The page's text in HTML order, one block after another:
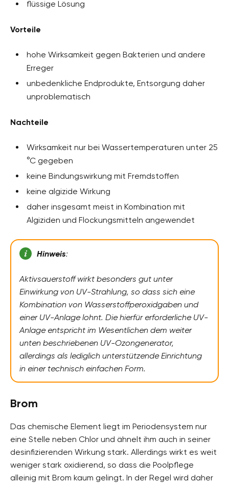
flüssige Lösung
Vorteile
hohe Wirksamkeit gegen Bakterien und andere
Erreger
unbedenkliche Endprodukte, Entsorgung daher
unproblematisch
Nachteile
Wirksamkeit nur bei Wassertemperaturen unter 25
°C gegeben
keine Bindungswirkung mit Fremdstoffen
keine algizide Wirkung
daher insgesamt meist in Kombination mit
Algiziden und Flockungsmitteln angewendet
Hinweis:
Aktivsauerstoff wirkt besonders gut unter
Einwirkung von UV-Strahlung, so dass sich eine
Kombination von Wasserstoffperoxidgaben und
einer UV-Anlage lohnt. Die hierfür erforderliche UV-
Anlage entspricht im Wesentlichen dem weiter
unten beschriebenen UV-Ozongenerator,
allerdings als lediglich unterstützende Einrichtung
in einer technisch einfachen Form.
Brom
Das chemische Element liegt im Periodensystem nur
eine Stelle neben Chlor und ähnelt ihm auch in seiner
desinfizierenden Wirkung stark. Allerdings wirkt es weit
weniger stark oxidierend, so dass die Poolpflege
alleinig mit Brom kaum gelingt. In der Regel wird daher